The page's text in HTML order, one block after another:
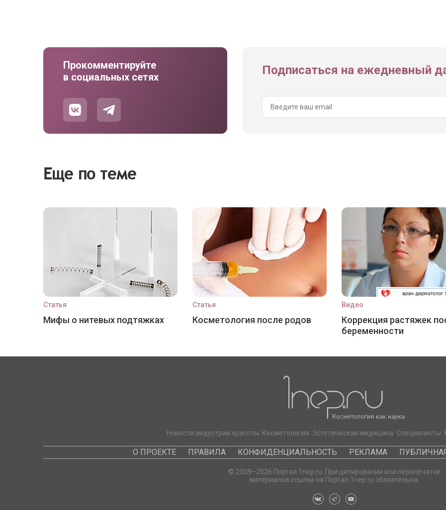
Прокомментируйте
в социальных сетях
Подписаться на ежедневный
Еще по теме
Статья
Мифы о нитевых подтяжках
Статья
Косметология после родов
Видео
Коррекция растяжек
беременности
Новости индустрии красоты. Косметология. Эстетическая медицина. Специалисты.
О ПРОЕКТЕ ПРАВИЛА КОНФИДЕНЦИАЛЬНОСТЬ РЕКЛАМА
© 2009–2026 Портал 1nep.ru. При цитировании или перепечатке
материалов ссылка на Портал 1nep.ru обязательна.